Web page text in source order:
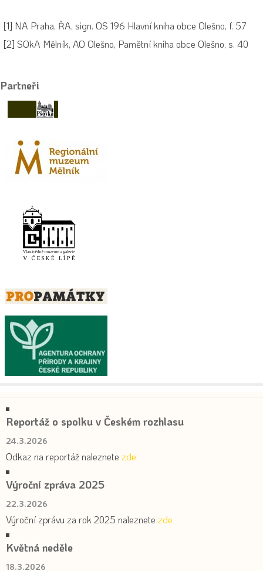
[1] NA Praha, ŘA, sign. OS 196 Hlavní kniha obce Olešno, f. 57
[2] SOkA Mělník, AO Olešno, Pamětní kniha obce Olešno, s. 40
Partneři
Reportáž o spolku v Českém rozhlasu
24.3.2026
Odkaz na reportáž naleznete zde
Výroční zpráva 2025
22.3.2026
Výroční zprávu za rok 2025 naleznete zde
Květná neděle
18.3.2026